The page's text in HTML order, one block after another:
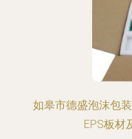
如皋市德盛泡沫包
EPS板材